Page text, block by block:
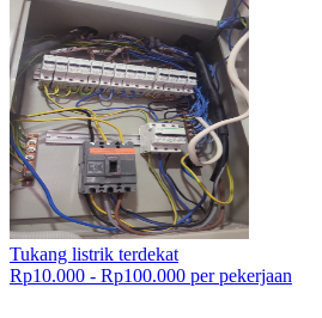
Tukang listrik terdekat
Rp10.000 - Rp100.000 per pekerjaan